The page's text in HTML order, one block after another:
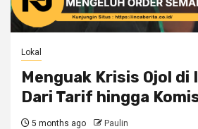
Lokal
Menguak Krisis Ojol di
Dari Tarif hingga
5 months ago Paulin